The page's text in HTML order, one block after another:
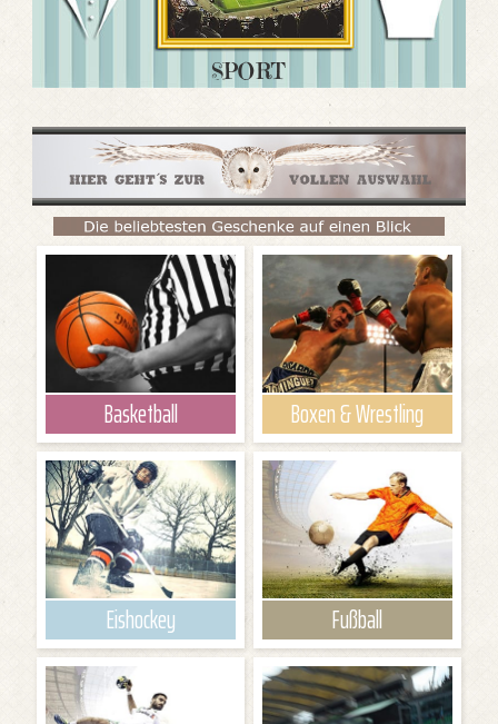
SPORT
Basketball Boxen & Wrestling
Eishockey Fußball